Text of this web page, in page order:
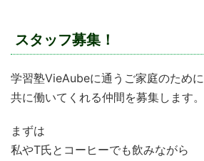
スタッフ募集！
学習塾VieAubeに通うご家庭のために
共に働いてくれる仲間を募集します。
まずは
私やT氏とコーヒーでも飲みながら